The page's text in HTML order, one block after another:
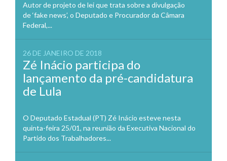
Autor de projeto de lei que trata sobre a divulgação
de ‘fake news’, o Deputado e Procurador da Câmara
Federal,...
26 DE JANEIRO DE 2018
Zé Inácio participa do
lançamento da pré-candidatura
de Lula
O Deputado Estadual (PT) Zé Inácio esteve nesta
quinta-feira 25/01, na reunião da Executiva Nacional do
Partido dos Trabalhadores...